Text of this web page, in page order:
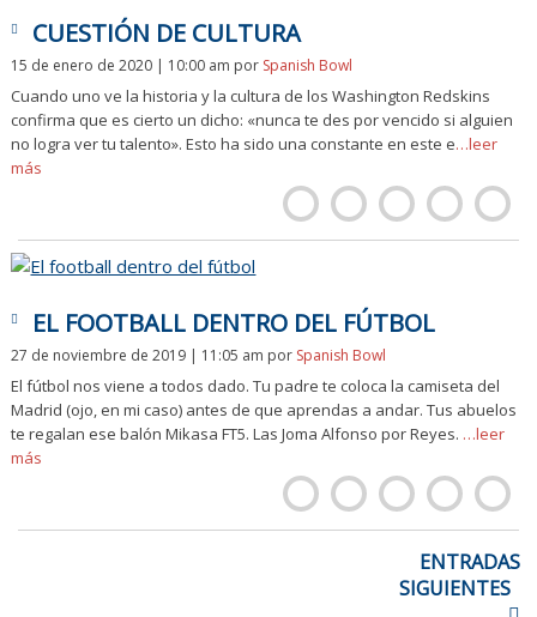
CUESTIÓN DE CULTURA
15 de enero de 2020 | 10:00 am por Spanish Bowl
Cuando uno ve la historia y la cultura de los Washington Redskins
confirma que es cierto un dicho: «nunca te des por vencido si alguien
no logra ver tu talento». Esto ha sido una constante en este e…leer
más
EL FOOTBALL DENTRO DEL FÚTBOL
27 de noviembre de 2019 | 11:05 am por Spanish Bowl
El fútbol nos viene a todos dado. Tu padre te coloca la camiseta del
Madrid (ojo, en mi caso) antes de que aprendas a andar. Tus abuelos
te regalan ese balón Mikasa FT5. Las Joma Alfonso por Reyes. …leer
más
ENTRADAS
SIGUIENTES